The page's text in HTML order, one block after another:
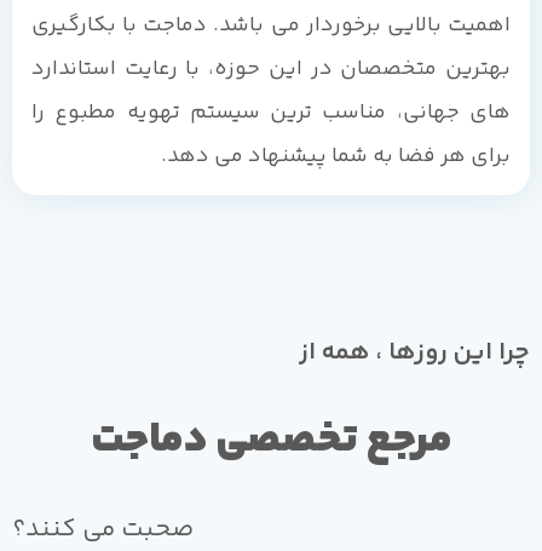
اهمیت بالایی برخوردار می باشد. دماجت با بکارگیری
بهترین متخصصان در این حوزه، با رعایت استاندارد
های جهانی، مناسب ترین سیستم تهویه مطبوع را
برای هر فضا به شما پیشنهاد می دهد.
چرا این روزها ، همه از
مرجع تخصصی دماجت
صحبت می کنند؟